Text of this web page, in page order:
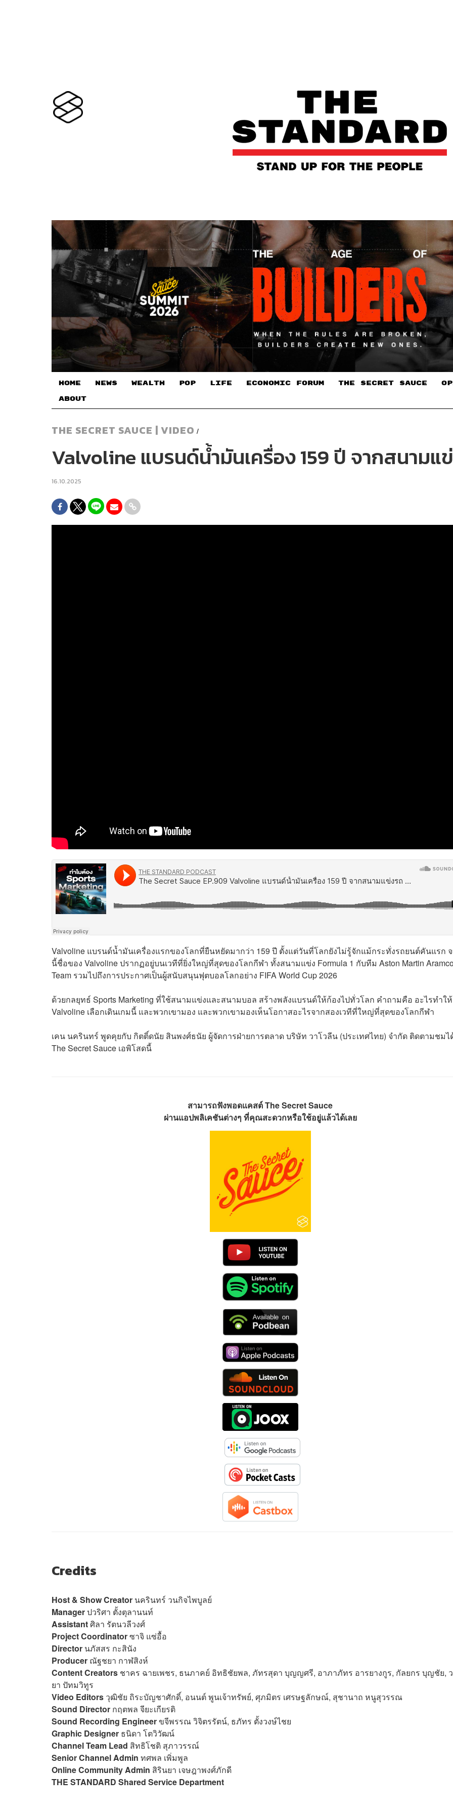
HOME NEWS WEALTH POP LIFE ECONOMIC FORUM THE SECRET SAUCE​
ABOUT
THE SECRET SAUCE | VIDEO /
Valvoline แบรนด์น้ำมันเครื่อง 159 ปี จากสนาม
16.10.2025
Valvoline แบรนด์น้ำมันเครื่องแรกของโลกที่ยืนหยัดมากว่า 159 ปี ตั้งแต่วันที่โลกยังไม่รู้จักแม้กระทั่งรถยนต์คันแรก
นี้ชื่อของ Valvoline ปรากฏอยู่บนเวทีที่ยิ่งใหญ่ที่สุดของโลกกีฬา ทั้งสนามแข่ง Formula 1 กับทีม Aston Martin
Team รวมไปถึงการประกาศเป็นผู้สนับสนุนฟุตบอลโลกอย่าง FIFA World Cup 2026
ด้วยกลยุทธ์ Sports Marketing ที่ใช้สนามแข่งและสนามบอล สร้างพลังแบรนด์ให้ก้องไปทั่วโลก คำถามคือ อะไรทำให้
Valvoline เลือกเดินเกมนี้ และพวกเขามอง และพวกเขามองเห็นโอกาสอะไรจากสองเวทีที่ใหญ่ที่สุดของโลกกีฬา
เคน นครินทร์ พูดคุยกับ กิตติ์ดนัย สินพงศ์ธนัย ผู้จัดการฝ่ายการตลาด บริษัท วาโวลีน (ประเทศไทย) จำกัด ติดตามชมไ
The Secret Sauce เอพิโสดนี้
สามารถฟังพอดแคสต์ The Secret Sauce
ผ่านแอปพลิเคชันต่างๆ ที่คุณสะดวกหรือใช้อยู่แล้วได้เลย
Credits
Host & Show Creator นครินทร์ วนกิจไพบูลย์
Managerปวริศา ตั้งตุลานนท์
Assistantศิลา รัตนวลีวงศ์
Project Coordinatorซาจิ แซ่อื้อ
Director นภัสสร กะสินัง
Producer ณัฐชยา กาฬสิงห์
Content Creators ชาคร ฉายเพชร, ธนภาคย์ อิทธิชัยพล, ภัทรสุดา บุญญศรี, อาภาภัทร อารยางกูร, กัลยกร บุญชัย,
ยา ปัทมวิทูร
Video Editors วุฒิชัย ถิระบัญชาศักดิ์, อนนต์ พูนเจ้าทรัพย์, ศุภมิตร เศรษฐลักษณ์, สุชานาถ หนูสุวรรณ
Sound Director กฤตพล จียะเกียรติ
Sound Recording Engineerขจีพรรณ วิจิตรรัตน์, ธภัทร ตั้งวงษ์ไชย
Graphic Designer ธนิดา โตวิวัฒน์
Channel Team Lead สิทธิโชติ สุภาวรรณ์
Senior Channel Admin ทศพล เพิ่มพูล
Online Community Admin สิรินยา เจษฎาพงศ์ภักดี
THE STANDARD Shared Service Department